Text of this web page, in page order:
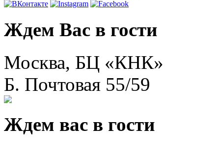
Ждем Вас в гости
Москва, БЦ «КНК»
Б. Почтовая 55/59
Ждем вас в гости